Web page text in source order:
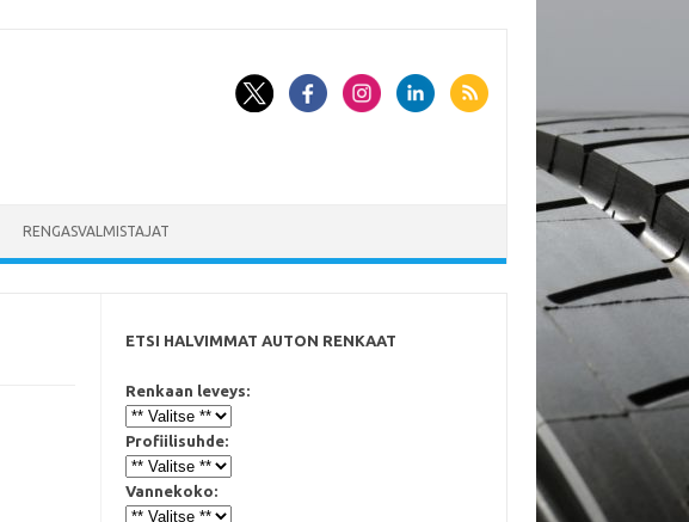
RENGASVALMISTAJAT
ETSI HALVIMMAT AUTON RENKAAT
Renkaan leveys:
Profiilisuhde:
Vannekoko: